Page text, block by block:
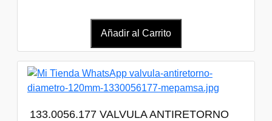
Añadir al Carrito
133.0056.177 VALVULA ANTIRETORNO